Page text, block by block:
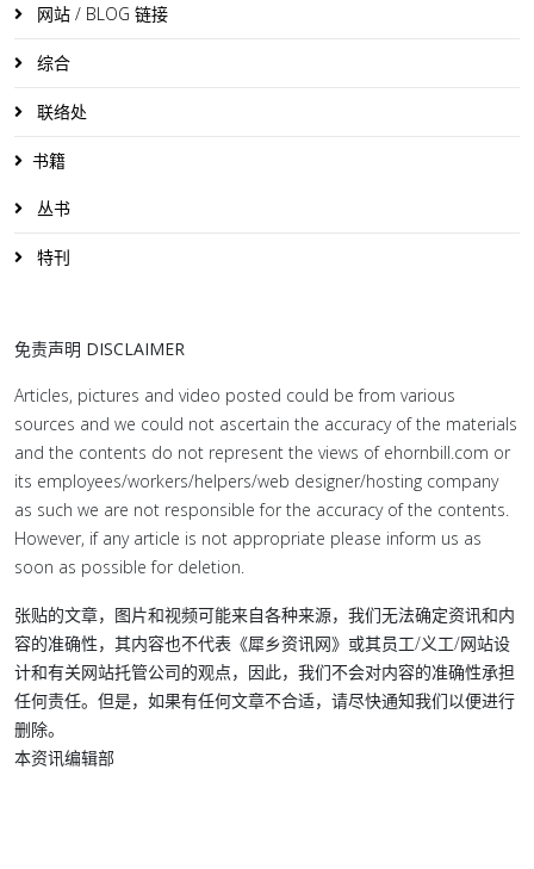
网站 / BLOG 链接
综合
联络处
书籍
丛书
特刊
免责声明 DISCLAIMER
Articles, pictures and video posted could be from various
sources and we could not ascertain the accuracy of the materials
and the contents do not represent the views of ehornbill.com or
its employees/workers/helpers/web designer/hosting company
as such we are not responsible for the accuracy of the contents.
However, if any article is not appropriate please inform us as
soon as possible for deletion.
张贴的文章，图片和视频可能来自各种来源，我们无法确定资讯和内
容的准确性，其内容也不代表《犀乡资讯网》或其员工/义工/网站设
计和有关网站托管公司的观点，因此，我们不会对内容的准确性承担
任何责任。但是，如果有任何文章不合适，请尽快通知我们以便进行
删除。
本资讯编辑部